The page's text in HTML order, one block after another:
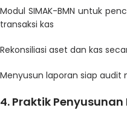
Modul SIMAK-BMN untuk
transaksi kas
Rekonsiliasi aset dan kas
Menyusun laporan siap audit
4. Praktik